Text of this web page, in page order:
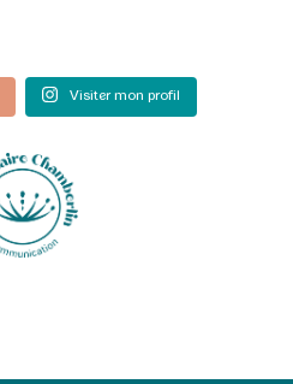
Visiter mon profil